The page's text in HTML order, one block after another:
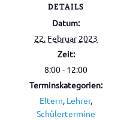
DETAILS
Datum:
22. Februar 2023
Zeit:
8:00 - 12:00
Terminskategorien:
Eltern, Lehrer,
Schülertermine